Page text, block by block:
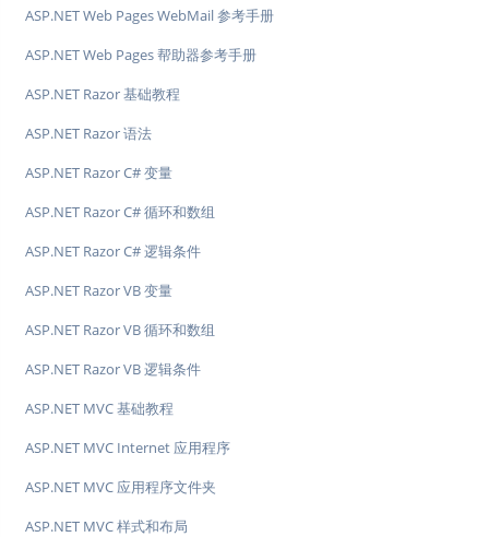
ASP.NET Web Pages WebMail 参考手册
ASP.NET Web Pages 帮助器参考手册
ASP.NET Razor 基础教程
ASP.NET Razor 语法
ASP.NET Razor C# 变量
ASP.NET Razor C# 循环和数组
ASP.NET Razor C# 逻辑条件
ASP.NET Razor VB 变量
ASP.NET Razor VB 循环和数组
ASP.NET Razor VB 逻辑条件
ASP.NET MVC 基础教程
ASP.NET MVC Internet 应用程序
ASP.NET MVC 应用程序文件夹
ASP.NET MVC 样式和布局